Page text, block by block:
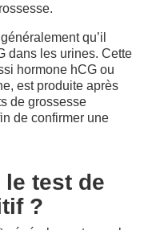
qu’il
dans les urines. Cette
hormone hCG ou
est produite après
de grossesse
de confirmer une
test de
?